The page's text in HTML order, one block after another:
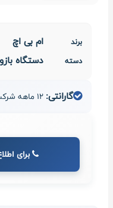
برند ام بی اچ
دسته دستگاه
گارانتی:
برای